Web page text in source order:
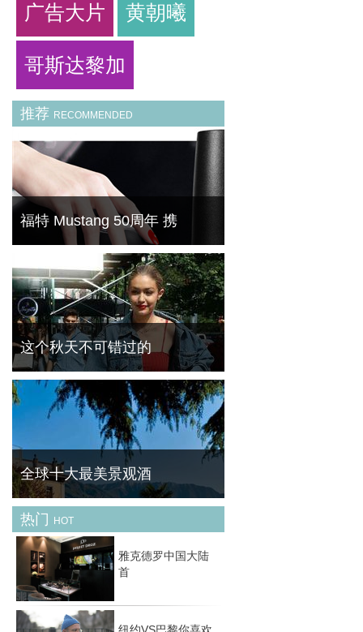
广告大片 黄朝曦
哥斯达黎加
推荐 RECOMMENDED
福特 Mustang 50周年 携
菁华（FineBornChina）今天为大家带来的这
一款产品可以说是最奇葩的跨界产物。跑车品
牌与美甲品牌的碰撞能产生怎么样的灵感呢？
一起去先睹为快。
这个秋天不可错过的
天气逐渐转凉，我们开始关注秋天的最新趋势
是什么，当你还在疑问和迷茫的时候，早就有
时尚达人们为我们演绎这个秋天最 IN 的时尚
潮流。来，一起来分享她们最新的秋季新衣
吧。这
全球十大最美景观酒
旅行时，一间完美的酒店不仅让你身心彻底放
松，还将带给你美妙无比的观景享受。一起来
欣赏下全球最美的十大景观酒店吧！ No.1迪
拜JW万豪侯爵酒店（迪拜，阿拉伯联合酋长
国） 毫
热门 HOT
雅克德罗中国大陆
首